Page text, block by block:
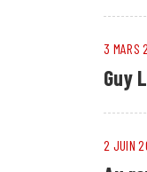
3 MARS
Guy
2 JUIN